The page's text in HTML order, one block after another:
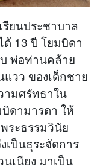
รียนประชาบาล
13 ปี โยมบิดา
พ่อท่านคล้าย
วว ของเด็กชาย
ามศรัทธาใน
ดามารดา ให้
ระธรรมวินัย
เป็นธุระจัดการ
เนียง มาเป็น